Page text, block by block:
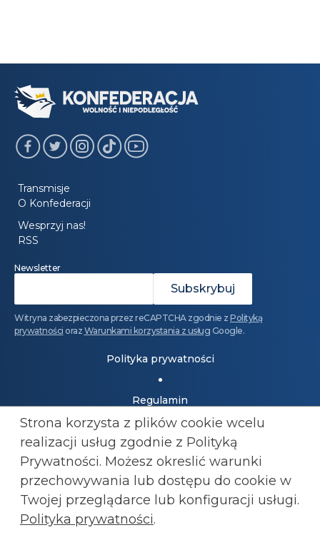
Transmisje
O Konfederacji
Wesprzyj nas!
RSS
Newsletter
Witryna zabezpieczona przez reCAPTCHA zgodnie z Polityką
prywatności oraz Warunkami korzystania z usług Google.
Polityka prywatności
Regulamin
Dołącz do Konfederacji: 501 447 977
kluby@konfederacja.pl
Kontakt dla mediów: 690 868 101
biuro.prasowe@konfederacja.pl
Strona korzysta z plików cookie wcelu
realizacji usług zgodnie z Polityką
Prywatności. Możesz okreslić warunki
przechowywania lub dostępu do cookie w
Twojej przeglądarce lub konfiguracji usługi.
Polityka prywatności.